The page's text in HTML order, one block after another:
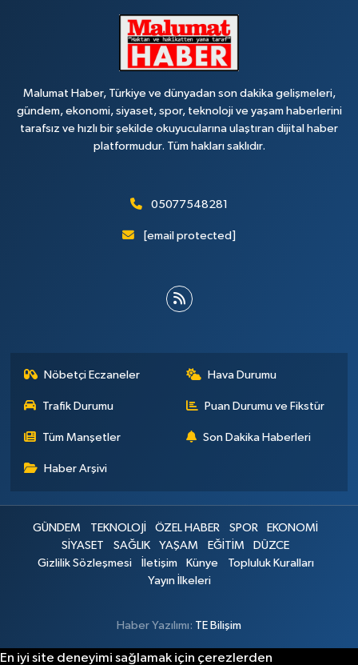
Malumat Haber, Türkiye ve dünyadan son dakika gelişmeleri,
gündem, ekonomi, siyaset, spor, teknoloji ve yaşam haberlerini
tarafsız ve hızlı bir şekilde okuyucularına ulaştıran dijital haber
platformudur. Tüm hakları saklıdır.
05077548281
[email protected]
Nöbetçi Eczaneler Hava Durumu
Trafik Durumu Puan Durumu ve Fikstür
Tüm Manşetler Son Dakika Haberleri
Haber Arşivi
GÜNDEM TEKNOLOJİ ÖZEL HABER SPOR
EKONOMİ
SİYASET
SAĞLIK YAŞAM EĞİTİM
DÜZCE
Gizlilik Sözleşmesi
İletişim Künye
Topluluk Kuralları
Yayın İlkeleri
Haber Yazılımı: TE Bilişim
En iyi site deneyimi sağlamak için çerezlerden